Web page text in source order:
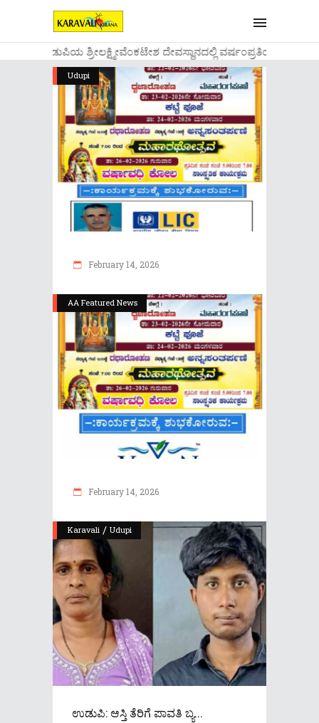
....ಉಡುಪಿಯ ಶ್ರೀಲಕ್ಷ್ಮೀವೆ೦ಕಟೇಶ ದೇವಸ್ಥಾನದಲ್ಲಿ ವರ್ಷ೦ಪ್ರತಿಯ
Udupi
February 14, 2026
AA Featured News
February 14, 2026
Karavali / Udupi
ಉಡುಪಿ: ಆಸ್ತಿ ತೆರಿಗೆ ಪಾವತಿ ಬ್ಯ...